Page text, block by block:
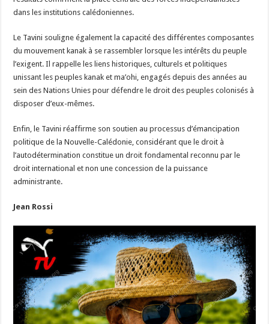
dans les institutions calédoniennes.
Le Tavini souligne également la capacité des différentes composantes
du mouvement kanak à se rassembler lorsque les intérêts du peuple
l’exigent. Il rappelle les liens historiques, culturels et politiques
unissant les peuples kanak et ma’ohi, engagés depuis des années au
sein des Nations Unies pour défendre le droit des peuples colonisés à
disposer d’eux-mêmes.
Enfin, le Tavini réaffirme son soutien au processus d’émancipation
politique de la Nouvelle-Calédonie, considérant que le droit à
l’autodétermination constitue un droit fondamental reconnu par le
droit international et non une concession de la puissance
administrante.
Jean Rossi